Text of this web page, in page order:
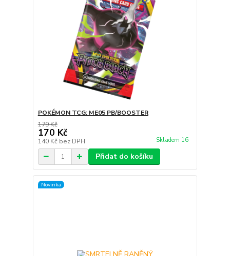
POKÉMON TCG: ME05 PB/BOOSTER
179 Kč
170 Kč
140 Kč bez DPH Skladem 16
Přidat do košíku
Novinka